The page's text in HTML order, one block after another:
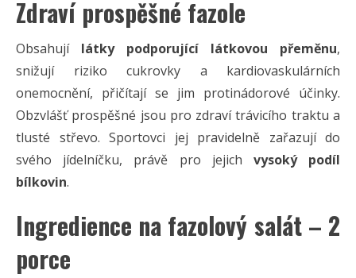
Zdraví prospěšné fazole
Obsahují látky podporující látkovou přeměnu,
snižují riziko cukrovky a kardiovaskulárních
onemocnění, přičítají se jim protinádorové účinky.
Obzvlášť prospěšné jsou pro zdraví trávicího traktu a
tlusté střevo. Sportovci jej pravidelně zařazují do
svého jídelníčku, právě pro jejich vysoký podíl
bílkovin.
Ingredience na fazolový salát – 2
porce